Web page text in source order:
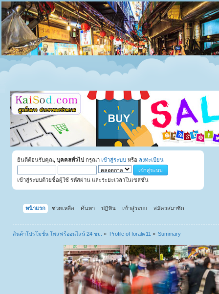
ยินดีต้อนรับคุณ, บุคคลทั่วไป กรุณา เข้าสู่ระบบ หรือ ลงทะเบียน
เข้าสู่ระบบด้วยชื่อผู้ใช้ รหัสผ่าน และระยะเวลาในเซสชั่น
หน้าแรก ช่วยเหลือ ค้นหา ปฏิทิน เข้าสู่ระบบ สมัครสมาชิก
สินค้าโปรโมชั่น โพสฟรีออนไลน์ 24 ชม. » Profile of foraliv11 » Summary